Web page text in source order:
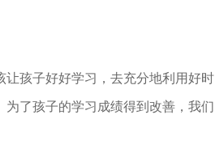
孩子好好学习，去充分地利用好时
了孩子的学习成绩得到改善，我们